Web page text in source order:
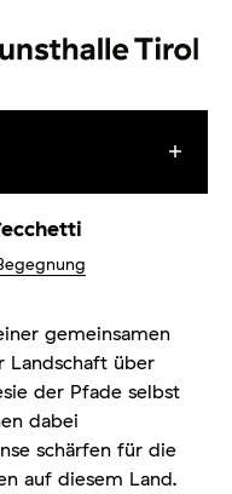
gemeinsamen
Landschaft über
der Pfade selbst
dabei
schärfen für die
auf diesem Land.